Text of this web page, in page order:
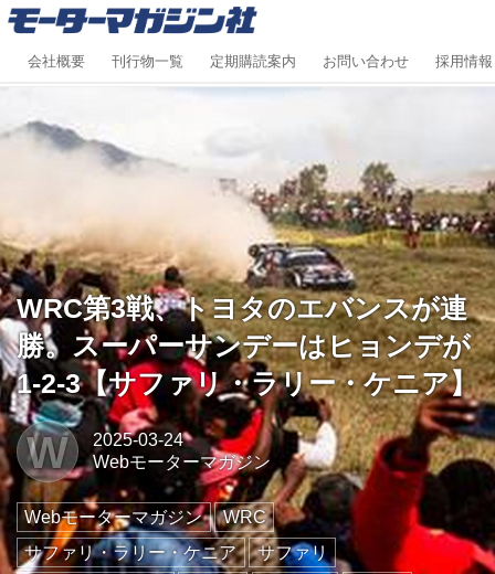
会社概要 刊行物一覧 定期購読案内 お問い合わせ 採用情報
WRC第3戦、トヨタのエバンスが連
勝。スーパーサンデーはヒョンデが
1-2-3【サファリ・ラリー・ケニア】
W
2025-03-24
Webモーターマガジン
Webモーターマガジン
WRC
サファリ・ラリー・ケニア
サファリ